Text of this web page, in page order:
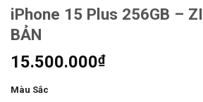
iPhone 15 Plus 256GB –
BẢN
15.500.000₫
Màu Sắc